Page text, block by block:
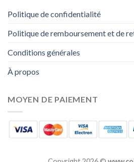
Politique de confidentialité
Politique de remboursement et de
Conditions générales
À propos
MOYEN DE PAIEMENT